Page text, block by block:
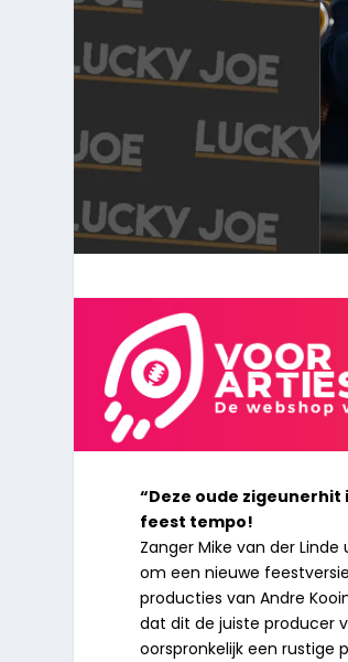
“Deze oude
feest tempo!
Zanger Mike van der
om een nieuwe
producties van Andre
dat dit de juiste producer
oorspronkelijk een rustige